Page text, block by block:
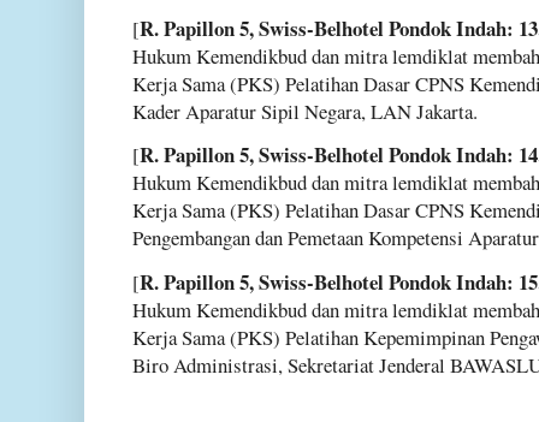
[R. Papillon 5, Swiss-Belhotel Pondok Indah:
Hukum Kemendikbud dan mitra lemdiklat
Kerja Sama (PKS) Pelatihan Dasar CPNS
Kader Aparatur Sipil Negara, LAN Jakarta.
[R. Papillon 5, Swiss-Belhotel Pondok Indah:
Hukum Kemendikbud dan mitra lemdiklat
Kerja Sama (PKS) Pelatihan Dasar CPNS
Pengembangan dan Pemetaan Kompetensi
[R. Papillon 5, Swiss-Belhotel Pondok Indah:
Hukum Kemendikbud dan mitra lemdiklat
Kerja Sama (PKS) Pelatihan Kepemimpinan
Biro Administrasi, Sekretariat Jenderal